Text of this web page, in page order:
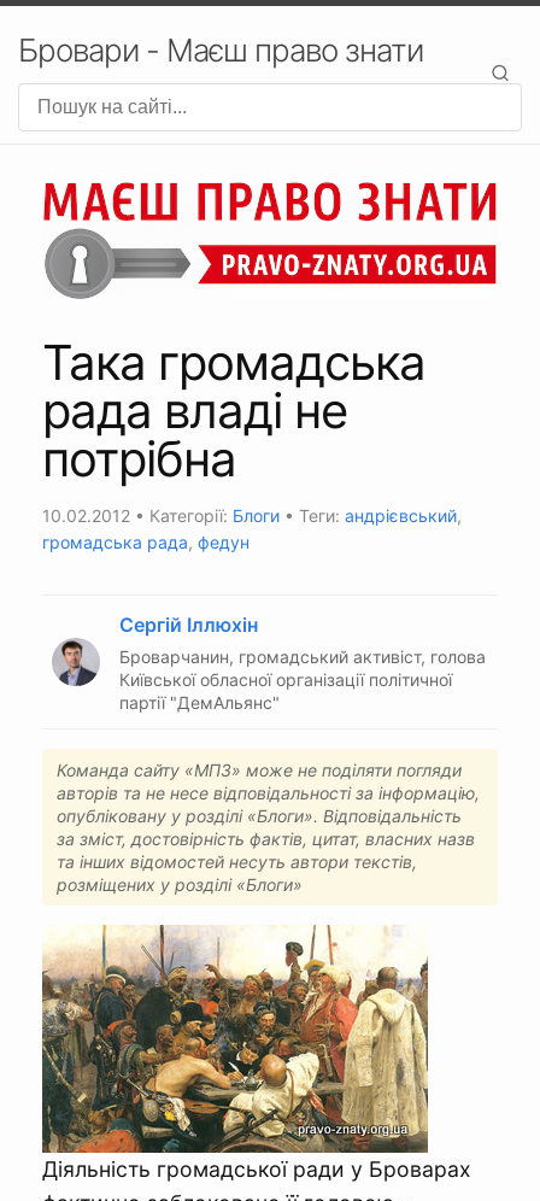
Бровари - Маєш право знати
Така громадська
рада владі не
потрібна
10.02.2012 • Категорії: Блоги • Теги: андрієвський,
громадська рада, федун
Сергій Іллюхін
Броварчанин, громадський активіст, голова
Київської обласної організації політичної
партії "ДемАльянс"
Команда сайту «МПЗ» може не поділяти погляди
авторів та не несе відповідальності за інформацію,
опубліковану у розділі «Блоги». Відповідальність
за зміст, достовірність фактів, цитат, власних назв
та інших відомостей несуть автори текстів,
розміщених у розділі «Блоги»
Діяльність громадської ради у Броварах